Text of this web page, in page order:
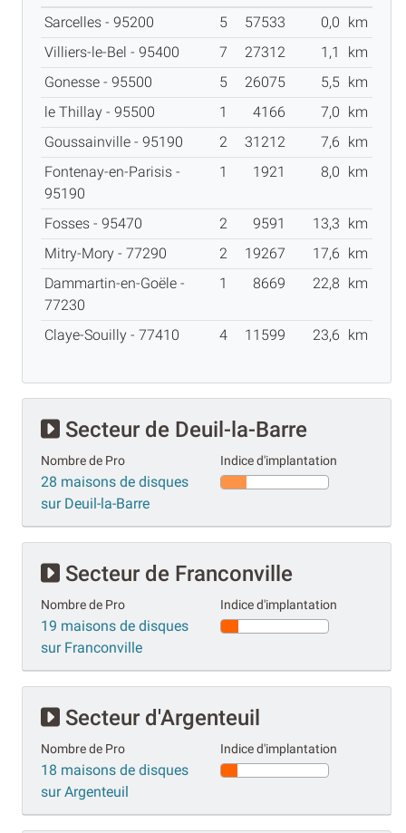
Sarcelles - 95200 5 57533 0,0 km
Villiers-le-Bel - 95400
7 27312 1,1
km
Gonesse - 95500
5 26075 5,5 km
le Thillay - 95500
1 4166 7,0 km
Goussainville - 95190
2 31212 7,6 km
Fontenay-en-Parisis -
95190
1 1921 8,0 km
Fosses - 95470 2 9591 13,3 km
Mitry-Mory - 77290
2 19267 17,6 km
Dammartin-en-Goële -
77230
1 8669 22,8 km
Claye-Souilly - 77410 4 11599 23,6 km
Secteur de Deuil-la-Barre
Nombre de Pro
28 maisons de disques
sur Deuil-la-Barre
Indice d'implantation
Secteur de Franconville
Nombre de Pro
19 maisons de disques
sur Franconville
Indice d'implantation
Secteur d'Argenteuil
Nombre de Pro
18 maisons de disques
sur Argenteuil
Indice d'implantation